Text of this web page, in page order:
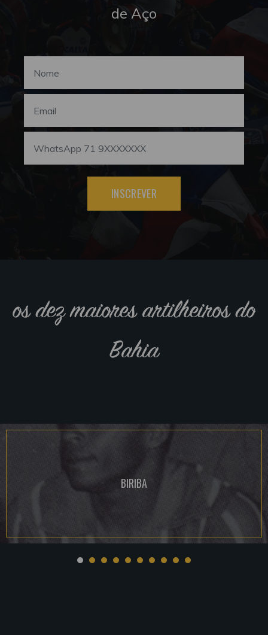
de Aço
INSCREVER
os dez maiores artilheiros do
Bahia
BIRIBA